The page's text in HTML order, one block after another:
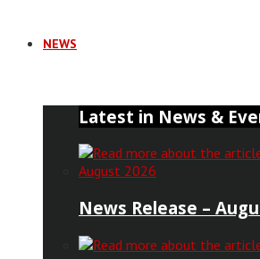
NEWS
Latest in News &
News Release –